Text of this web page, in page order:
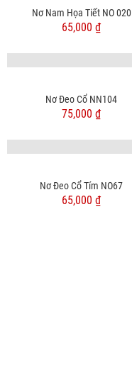
Nơ Nam Họa Tiết NO 020
65,000 ₫
Nơ Đeo Cổ NN104
75,000 ₫
Nơ Đeo Cổ Tím NO67
65,000 ₫